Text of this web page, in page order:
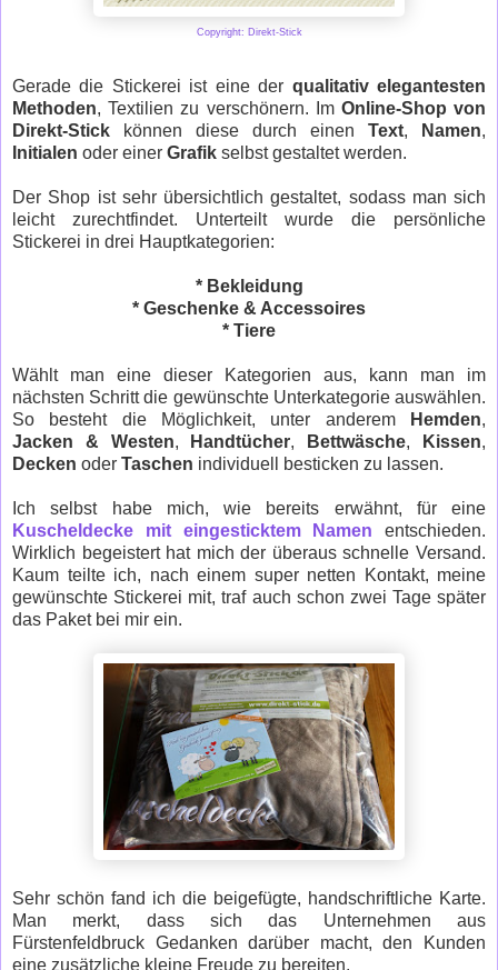
Copyright: Direkt-Stick
Gerade die Stickerei ist eine der qualitativ elegantesten
Methoden, Textilien zu verschönern. Im Online-Shop von
Direkt-Stick können diese durch einen Text, Namen,
Initialen oder einer Grafik selbst gestaltet werden.
Der Shop ist sehr übersichtlich gestaltet, sodass man sich
leicht zurechtfindet. Unterteilt wurde die persönliche
Stickerei in drei Hauptkategorien:
* Bekleidung
* Geschenke & Accessoires
* Tiere
Wählt man eine dieser Kategorien aus, kann man im
nächsten Schritt die gewünschte Unterkategorie auswählen.
So besteht die Möglichkeit, unter anderem
Hemden,
Jacken & Westen, Handtücher, Bettwäsche, Kissen,
Decken oder Taschen individuell besticken zu lassen.
Ich selbst habe mich, wie bereits erwähnt, für eine
Kuscheldecke mit eingesticktem Namen entschieden.
Wirklich begeistert hat mich der überaus schnelle Versand.
Kaum teilte ich, nach einem super netten Kontakt, meine
gewünschte Stickerei mit, traf auch schon zwei Tage später
das Paket bei mir ein.
Sehr schön fand ich die beigefügte, handschriftliche Karte.
Man merkt, dass sich das Unternehmen aus
Fürstenfeldbruck Gedanken darüber macht, den Kunden
eine zusätzliche kleine Freude zu bereiten.